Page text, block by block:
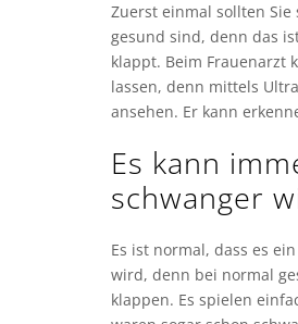
Zuerst einmal sollten
gesund sind, denn das
klappt. Beim Frauenarzt
lassen, denn mittels
ansehen. Er kann
Es kann
schwanger
Es ist normal, dass es
wird, denn bei normal
klappen. Es spielen